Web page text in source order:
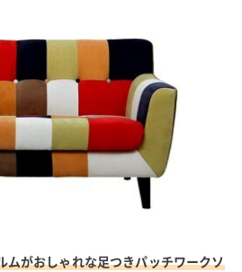
ムがおしゃれな足つきパッチワークソ